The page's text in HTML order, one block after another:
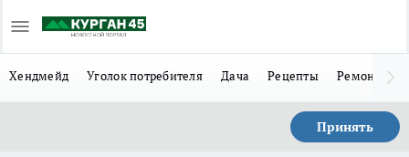
Хендмейд Уголок потребителя Дача Рецепты Ремонт
Принять